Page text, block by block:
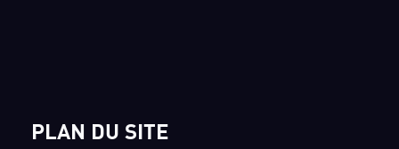
PLAN DU SITE